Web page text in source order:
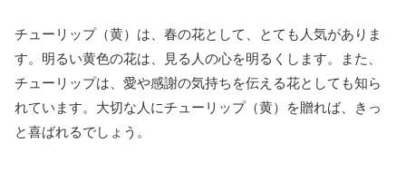
チューリップ（黄）は、春の花として、とても人気がありま
す。明るい黄色の花は、見る人の心を明るくします。また、
チューリップは、愛や感謝の気持ちを伝える花としても知ら
れています。大切な人にチューリップ（黄）を贈れば、きっ
と喜ばれるでしょう。